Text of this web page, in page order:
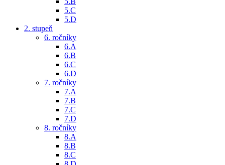
5.C
5.D
2. stupeň
6. ročníky
6.A
6.B
6.C
6.D
7. ročníky
7.A
7.B
7.C
7.D
8. ročníky
8.A
8.B
8.C